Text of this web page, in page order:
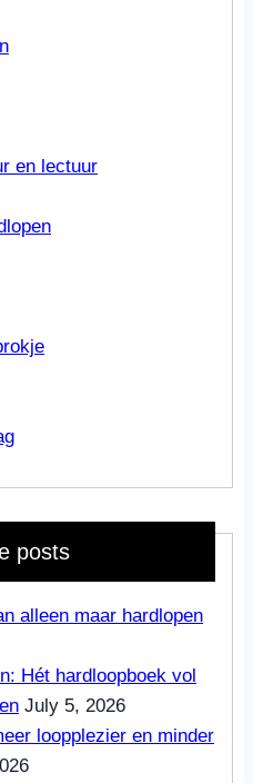
en lectuur
posts
alleen maar hardlopen
Hét hardloopboek vol
July 5, 2026
loopplezier en minder